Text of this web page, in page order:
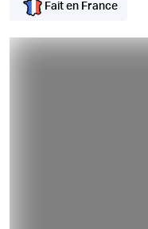
Fait en France